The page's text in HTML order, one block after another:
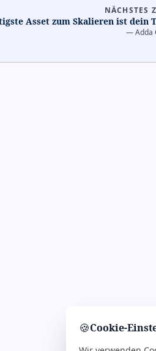
NÄCHSTES
Asset zum Skalieren ist dein
—Adda
🍪Cookie-